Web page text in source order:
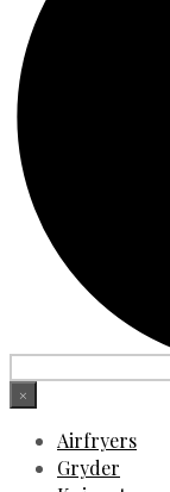
×
Airfryers
Gryder